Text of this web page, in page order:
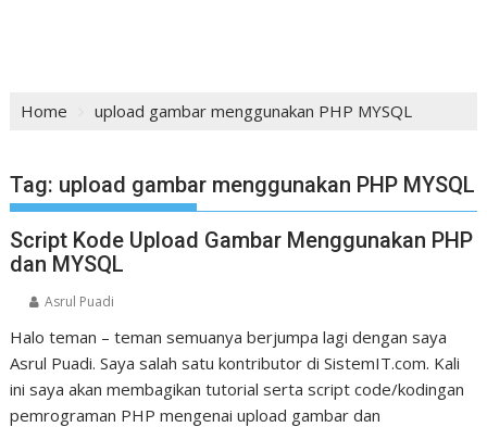
Home upload gambar menggunakan PHP MYSQL
Tag: upload gambar menggunakan PHP MYSQL
Script Kode Upload Gambar Menggunakan PHP
dan MYSQL
Asrul Puadi
Halo teman – teman semuanya berjumpa lagi dengan saya
Asrul Puadi. Saya salah satu kontributor di SistemIT.com. Kali
ini saya akan membagikan tutorial serta script code/kodingan
pemrograman PHP mengenai upload gambar dan